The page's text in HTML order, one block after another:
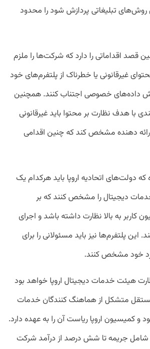
روش‌های تبلیغاتی پردازش شود را محدود
قصد اقداماتی را دارد که شرکت‌ها را ملزم
غیرقانونی یا خطرناک از پلتفرم‌های خود
داده‌های خصوصی اجتناب کنند. همچنین
با هدف نظارت بر محتوا باید غیرقانونی
دهنده مشخص کند که چنین اقدامی
که دولت‌های اتحادیه اروپا باید هرکدام یک
دیجیتال را مشخص کنند که بر
با ۴۵ میلیون کاربر به بالا نظارت داشته باشد و اجرای
این پلتفرم‌ها نیز باید مسئولانی را برای
خود مشخص کنند.
هیئت خدمات دیجیتال اروپا خواهد بود
متشکل از هماهنگ کنندگان خدمات
و کمیسیون اروپا ریاست آن را به عهده دارد.
جریمه تا شش درصد از درآمد شرکت